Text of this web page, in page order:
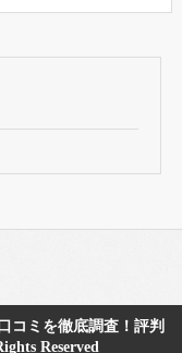
コミを徹底調査！評判
Reserved